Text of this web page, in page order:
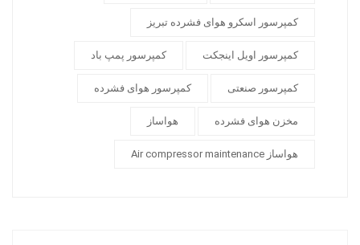
کمپرسور اسکرو هوای فشرده تبریز
کمپرسور اویل اینجکت کمپرسور پمپ باد
کمپرسور صنعتی کمپرسور هوای فشرده
مخزن هوای فشرده هواساز
هواساز Air compressor maintenance